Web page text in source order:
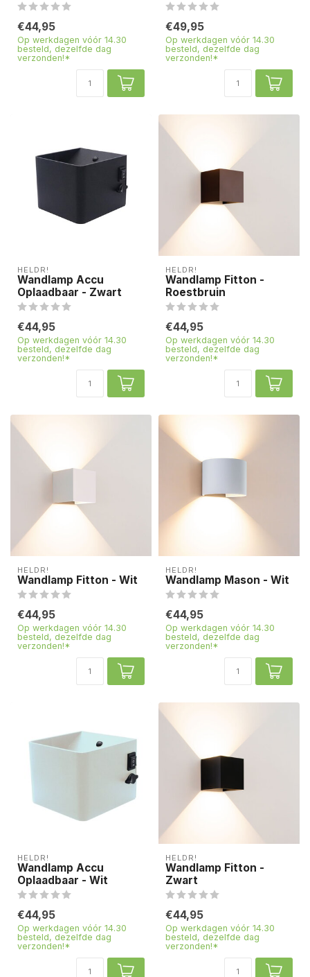
€44,95
Op werkdagen vóór 14.30
besteld, dezelfde dag
verzonden!*
€49,95
Op werkdagen vóór 14.30
besteld, dezelfde dag
verzonden!*
HELDR!
Wandlamp Accu
Oplaadbaar - Zwart
€44,95
Op werkdagen vóór 14.30
besteld, dezelfde dag
verzonden!*
HELDR!
Wandlamp Fitton -
Roestbruin
€44,95
Op werkdagen vóór 14.30
besteld, dezelfde dag
verzonden!*
HELDR!
Wandlamp Fitton - Wit
€44,95
Op werkdagen vóór 14.30
besteld, dezelfde dag
verzonden!*
HELDR!
Wandlamp Mason - Wit
€44,95
Op werkdagen vóór 14.30
besteld, dezelfde dag
verzonden!*
HELDR!
Wandlamp Accu
Oplaadbaar - Wit
€44,95
Op werkdagen vóór 14.30
besteld, dezelfde dag
verzonden!*
HELDR!
Wandlamp Fitton -
Zwart
€44,95
Op werkdagen vóór 14.30
besteld, dezelfde dag
verzonden!*